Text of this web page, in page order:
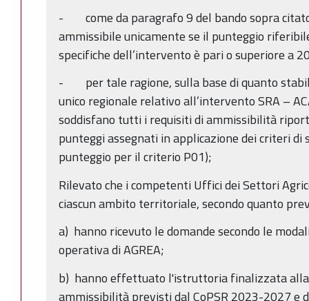
- come da paragrafo 9 del bando sopra
ammissibile unicamente se il punteggio
specifiche dell’intervento è pari o superiore a
- per tale ragione, sulla base di quanto
unico regionale relativo all’intervento SRA –
soddisfano tutti i requisiti di ammissibilità
punteggi assegnati in applicazione dei criteri
punteggio per il criterio P01);
Rilevato che i competenti Uffici dei Settori
ciascun ambito territoriale, secondo quanto
a) hanno ricevuto le domande secondo le
operativa di AGREA;
b) hanno effettuato l'istruttoria finalizzata
ammissibilità previsti dal CoPSR 2023-2027 e